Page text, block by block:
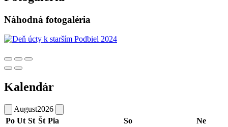
Náhodná fotogaléria
Kalendár
August2026
Po Ut St Št Pia So
Ne